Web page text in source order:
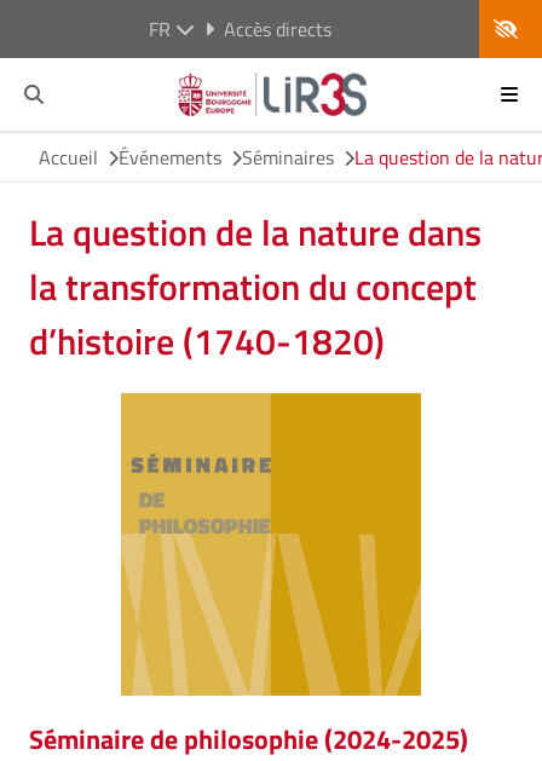
FR Accès directs
Accueil Événements Séminaires La question de la
La question de la nature dans
la transformation du concept
d’histoire (1740-1820)
Séminaire de philosophie(2024-2025)